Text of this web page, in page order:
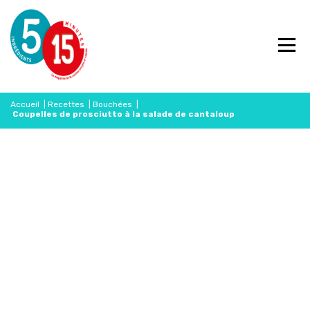
Accueil Recettes Bouchées
Coupelles de prosciutto à la salade de cantaloup